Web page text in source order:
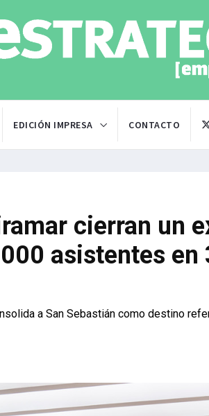
EDICIÓN IMPRESA CONTACTO
cierran un
asistentes en
a San Sebastián como destino